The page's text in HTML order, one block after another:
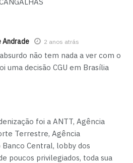
Andrade 2 anos atrás
não tem nada a ver com o
uma decisão CGU em Brasília
foi a ANTT, Agência
Terrestre, Agência
Central, lobby dos
poucos privilegiados, toda sua